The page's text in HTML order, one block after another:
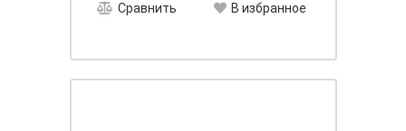
Сравнить В избранное